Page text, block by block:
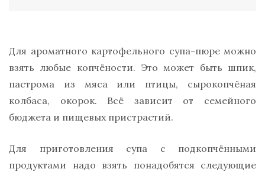
Для ароматного картофельного супа-пюре можно
взять любые копчёности. Это может быть шпик,
пастрома из мяса или птицы, сырокопчёная
колбаса, окорок. Всё зависит от семейного
бюджета и пищевых пристрастий.
Для приготовления супа с подкопчёнными
продуктами надо взять понадобятся следующие